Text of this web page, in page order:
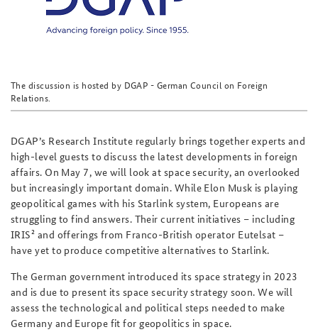
The discussion is hosted by DGAP - German Council on Foreign
Relations.
DGAP’s Research Institute regularly brings together experts and
high-level guests to discuss the latest developments in foreign
affairs. On May 7, we will look at space security, an overlooked
but increasingly important domain. While Elon Musk is playing
geopolitical games with his Starlink system, Europeans are
struggling to find answers. Their current initiatives – including
IRIS² and offerings from Franco-British operator Eutelsat –
have yet to produce competitive alternatives to Starlink.
The German government introduced its space strategy in 2023
and is due to present its space security strategy soon. We will
assess the technological and political steps needed to make
Germany and Europe fit for geopolitics in space.